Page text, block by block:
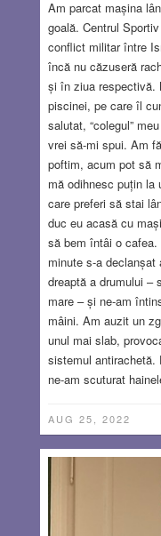
Am parcat mașina
goală. Centrul
conflict militar între
încă nu căzuseră
și în ziua respectivă.
piscinei, pe care îl
salutat, “colegul”
vrei să-mi spui. Am
poftim, acum pot să
mă odihnesc puțin
care preferi să stai
duc eu acasă cu
să bem întâi o
minute s-a
dreaptă a drumului –
mare – și ne-am
mâini. Am auzit un
unul mai slab,
sistemul antirachetă.
ne-am scuturat
AUG 25, 2022